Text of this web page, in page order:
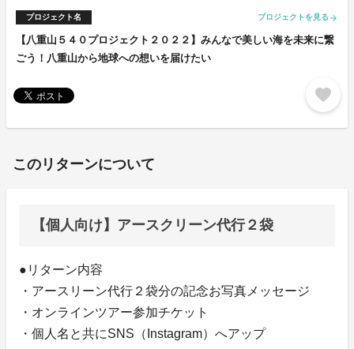
プロジェクト名 プロジェクトを見る arrow_forward
【八重山５４０プロジェクト２０２２】みんなで美しい海を未来に繋
ごう！八重山から地球への想いを届けたい
favorite
このリターンについて
【個人向け】アースクリーン代行２袋
●リターン内容
・アースリーン代行２袋分の記念お写真メッセージ
・オンラインツアー参加チケット
・個人名と共にSNS（Instagram）へアップ